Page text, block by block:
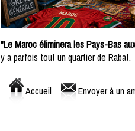
"Le Maroc éliminera les Pays-Bas
y a parfois tout un quartier de Rabat.
Accueil Envoyer à un